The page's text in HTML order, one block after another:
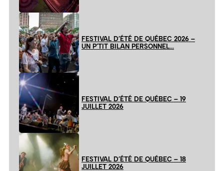
FESTIVAL D’ÉTÉ DE QUÉBEC 2026 –
UN P’TIT BILAN PERSONNEL…
FESTIVAL D’ÉTÉ DE QUÉBEC – 19
JUILLET 2026
FESTIVAL D’ÉTÉ DE QUÉBEC – 18
JUILLET 2026